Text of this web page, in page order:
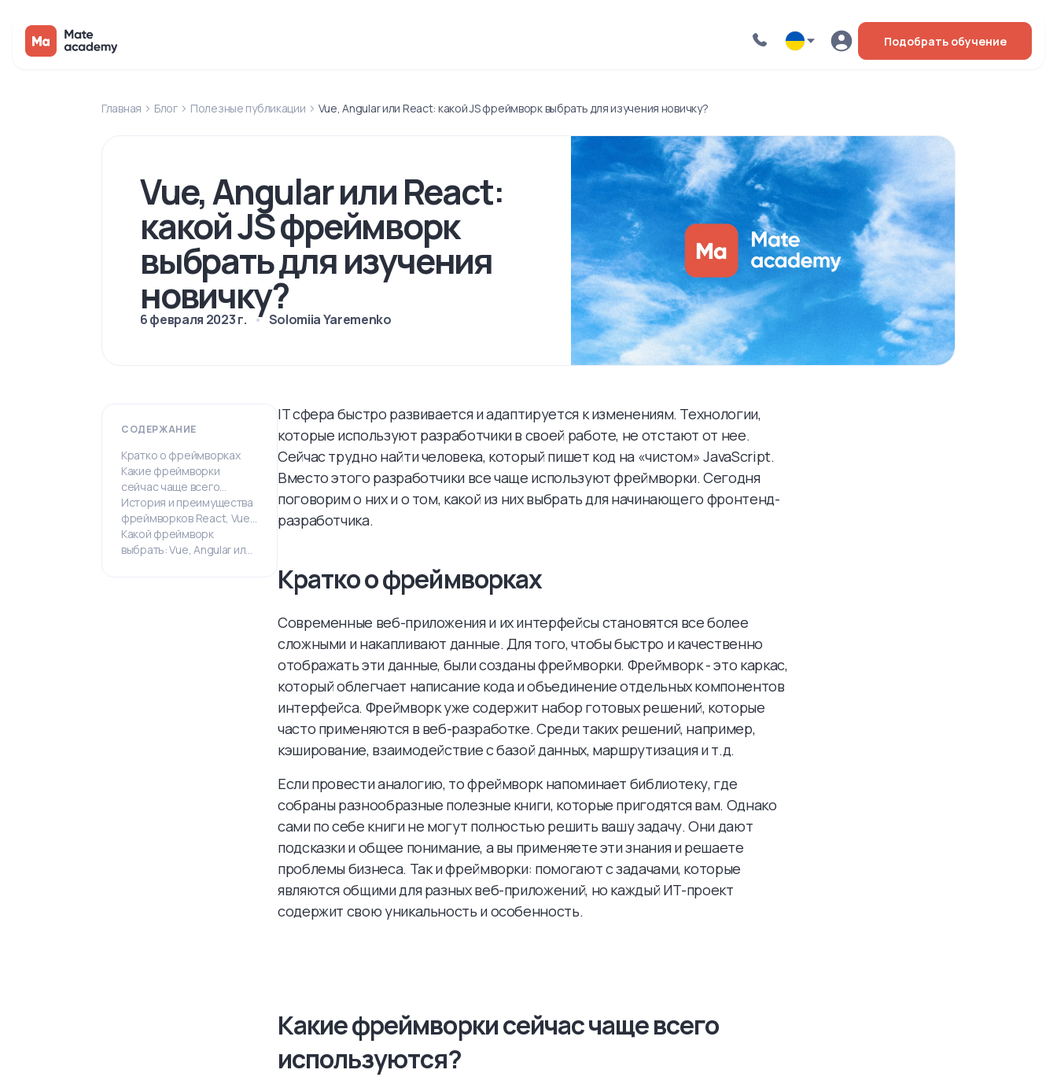
Подобрать обучение
Главная Блог Полезные публикации Vue, Angular или React: какой JS фреймворк выбрать для изучения новичку?
Vue, Angular или React:
какой JS фреймворк
выбрать для изучения
новичку?
6 февраля 2023 г. Solomiia Yaremenko
СОДЕРЖАНИЕ
Кратко о фреймворках
Какие фреймворки
сейчас чаще всего
используются?
История и преимущества
фреймворков React, Vue
и Angular
Какой фреймворк
выбрать: Vue, Angular или
IT сфера быстро развивается и адаптируется к изменениям. Технологии,
которые используют разработчики в своей работе, не отстают от нее.
Сейчас трудно найти человека, который пишет код на «чистом» JavaScript.
Вместо этого разработчики все чаще используют фреймворки. Сегодня
поговорим о них и о том, какой из них выбрать для начинающего фронтенд-
разработчика.
Кратко о фреймворках
Современные веб-приложения и их интерфейсы становятся все более
сложными и накапливают данные. Для того, чтобы быстро и качественно
отображать эти данные, были созданы фреймворки. Фреймворк - это каркас,
который облегчает написание кода и объединение отдельных компонентов
интерфейса. Фреймворк уже содержит набор готовых решений, которые
часто применяются в веб-разработке. Среди таких решений, например,
кэширование, взаимодействие с базой данных, маршрутизация и т.д.
Если провести аналогию, то фреймворк напоминает библиотеку, где
собраны разнообразные полезные книги, которые пригодятся вам. Однако
сами по себе книги не могут полностью решить вашу задачу. Они дают
подсказки и общее понимание, а вы применяете эти знания и решаете
проблемы бизнеса. Так и фреймворки: помогают с задачами, которые
являются общими для разных веб-приложений, но каждый ИТ-проект
содержит свою уникальность и особенность.
Какие фреймворки сейчас чаще всего
используются?